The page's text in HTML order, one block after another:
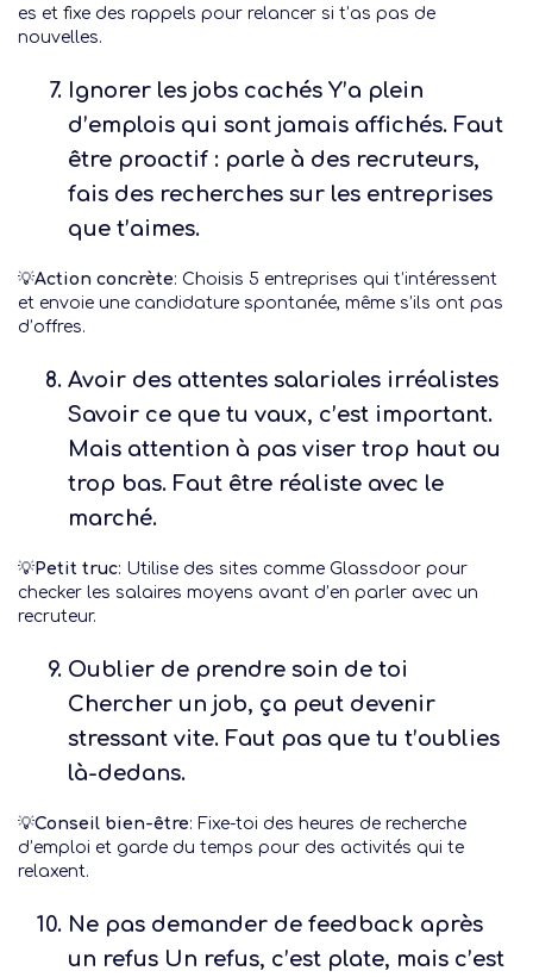
es et fixe des rappels pour relancer si t’as pas de
nouvelles.
Ignorer les jobs cachés Y’a plein
d’emplois qui sont jamais affichés. Faut
être proactif : parle à des recruteurs,
fais des recherches sur les entreprises
que t’aimes.
💡Action concrète: Choisis 5 entreprises qui t’intéressent
et envoie une candidature spontanée, même s’ils ont pas
d’offres.
Avoir des attentes salariales irréalistes
Savoir ce que tu vaux, c’est important.
Mais attention à pas viser trop haut ou
trop bas. Faut être réaliste avec le
marché.
💡Petit truc: Utilise des sites comme Glassdoor pour
checker les salaires moyens avant d’en parler avec un
recruteur.
Oublier de prendre soin de toi
Chercher un job, ça peut devenir
stressant vite. Faut pas que tu t’oublies
là-dedans.
💡Conseil bien-être: Fixe-toi des heures de recherche
d’emploi et garde du temps pour des activités qui te
relaxent.
Ne pas demander de feedback après
un refus Un refus, c’est plate, mais c’est